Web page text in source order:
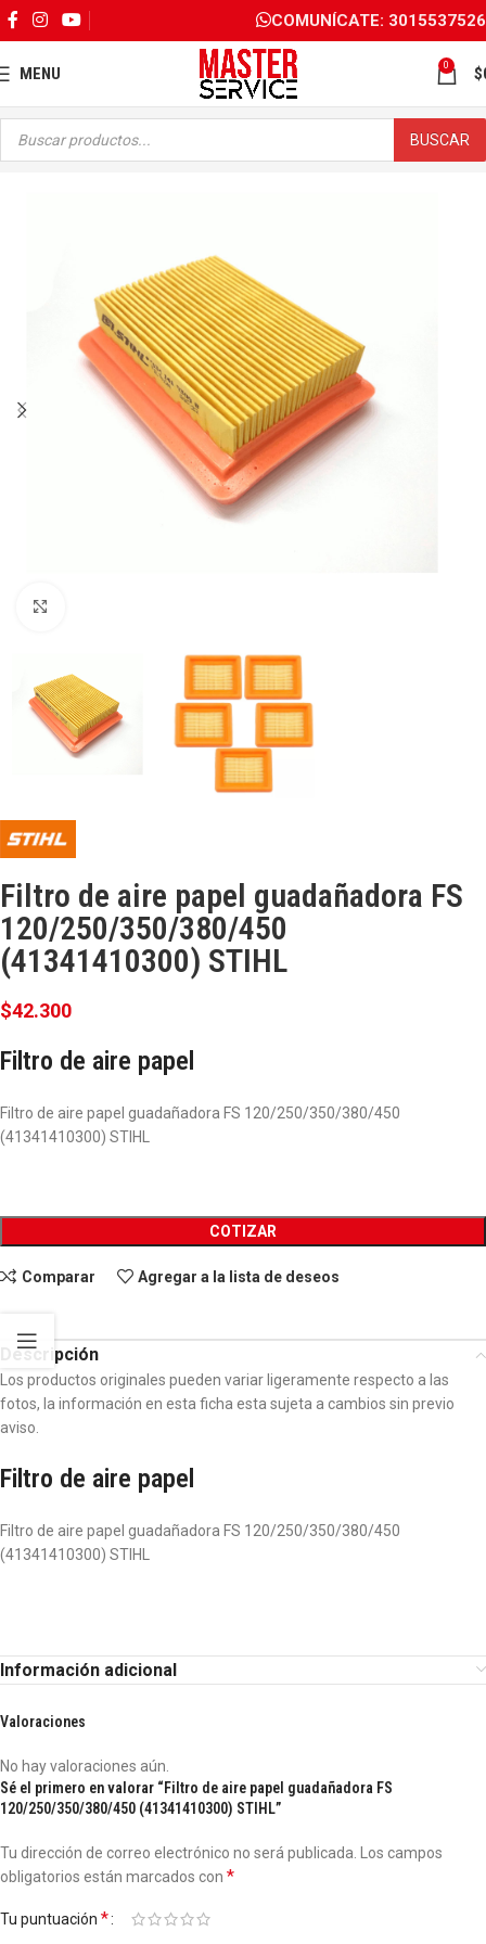
COMUNÍCATE: 3015537526
MENU 0 $
BUSCAR
Filtro de aire papel guadañadora FS
120/250/350/380/450
(41341410300) STIHL
$42.300
Filtro de aire papel
Filtro de aire papel guadañadora FS 120/250/350/380/450
(41341410300) STIHL
COTIZAR
Comparar Agregar a la lista de deseos
Descripción
Los productos originales pueden variar ligeramente respecto a las
fotos, la información en esta ficha esta sujeta a cambios sin previo
aviso.
Filtro de aire papel
Filtro de aire papel guadañadora FS 120/250/350/380/450
(41341410300) STIHL
Información adicional
Valoraciones
No hay valoraciones aún.
Sé el primero en valorar “Filtro de aire papel guadañadora FS
120/250/350/380/450 (41341410300) STIHL”
Tu dirección de correo electrónico no será publicada. Los campos
obligatorios están marcados con *
Tu puntuación *